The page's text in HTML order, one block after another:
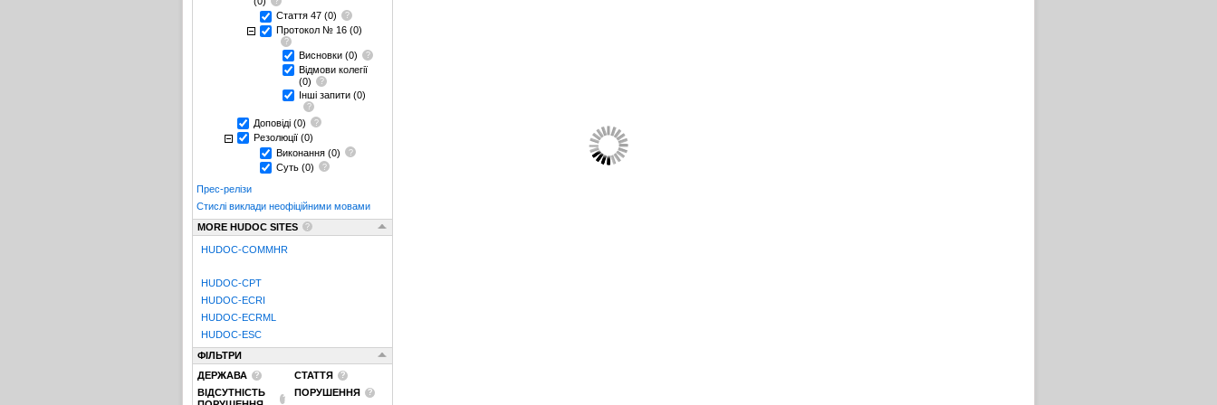
Стаття 47 (0)
Протокол № 16 (0)
Висновки (0)
Відмови колегії
(0)
Інші запити (0)
Доповіді (0)
Резолюції (0)
Виконання (0)
Суть (0)
Прес-релізи
Стислі виклади неофіційними мовами
MORE HUDOC SITES
HUDOC-COMMHR
HUDOC-CPT
HUDOC-ECRI
HUDOC-ECRML
HUDOC-ESC
ФІЛЬТРИ
ДЕРЖАВА
СТАТТЯ
ВІДСУТНІСТЬ
ПОРУШЕННЯ